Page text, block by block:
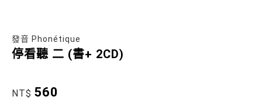
發音 Phonétique
停看聽 二 (書+ 2CD)
NT$ 560